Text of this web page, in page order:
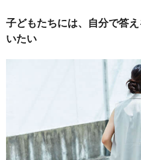
子どもたちには、自分で答
いたい